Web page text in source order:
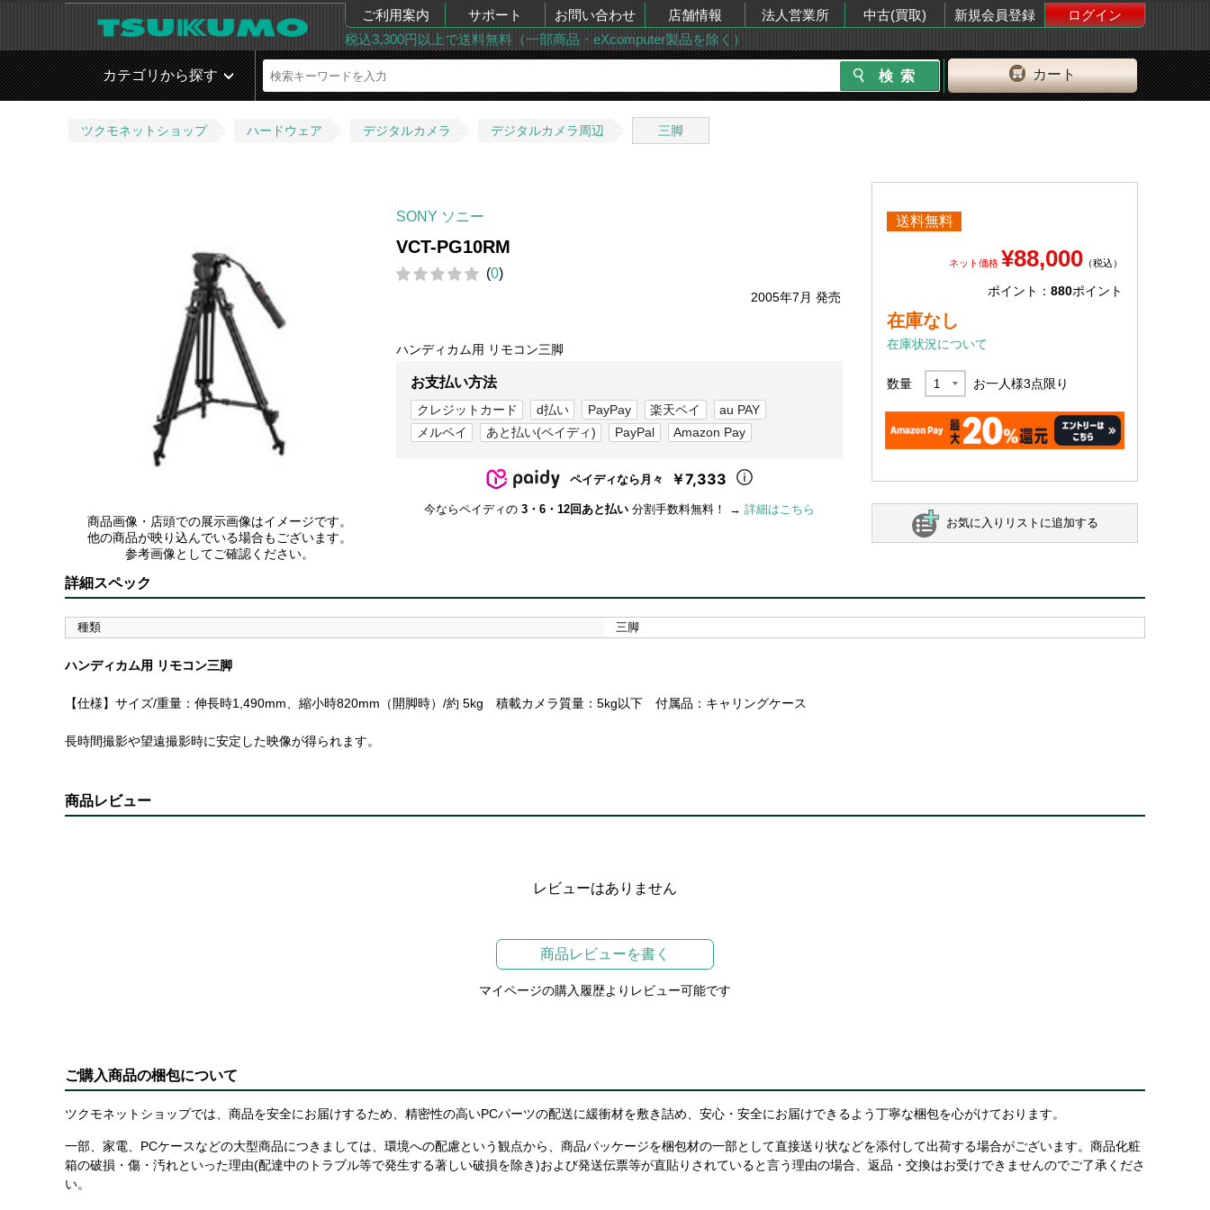
ご利用案内 サポート お問い合わせ 店舗情報 法人営業所 中古(買取) 新規会員登録
ログイン
税込3,300円以上で送料無料（一部商品・eXcomputer製品を除く）
カート
カテゴリから探す
ツクモネットショップ ハードウェア デジタルカメラ デジタルカメラ周辺 三脚
商品画像・店頭での展示画像はイメージです。
他の商品が映り込んでいる場合もございます。
参考画像としてご確認ください。
SONY ソニー
VCT-PG10RM
(0)
2005年7月 発売
ハンディカム用 リモコン三脚
お支払い方法
クレジットカード d払い PayPay 楽天ペイ
au PAY
メルペイ
あと払い(ペイディ) PayPal Amazon Pay
ペイディなら月々 ￥7,333
今ならペイディの 3・6・12回あと払い 分割手数料無料！ → 詳細はこちら
送料無料
ネット価格 ¥88,000 （税込）
ポイント： 880ポイント
在庫なし
在庫状況について
数量 お一人様3点限り
お気に入りリストに追加する
詳細スペック
種類 三脚
ハンディカム用 リモコン三脚
【仕様】サイズ/重量：伸長時1,490mm、縮小時820mm（開脚時）/約 5kg 積載カメラ質量：5kg以下 付属品：キャリングケース
長時間撮影や望遠撮影時に安定した映像が得られます。
商品レビュー
レビューはありません
商品レビューを書く
マイページの購入履歴よりレビュー可能です
ご購入商品の梱包について
ツクモネットショップでは、商品を安全にお届けするため、精密性の高いPCパーツの配送に緩衝材を敷き詰め、安心・安全にお届けできるよう丁寧な梱包を心がけております。
一部、家電、PCケースなどの大型商品につきましては、環境への配慮という観点から、商品パッケージを梱包材の一部として直接送り状などを添付して出荷する場合がございます。商品化粧
箱の破損・傷・汚れといった理由(配達中のトラブル等で発生する著しい破損を除き)および発送伝票等が直貼りされていると言う理由の場合、返品・交換はお受けできませんのでご了承くださ
い。